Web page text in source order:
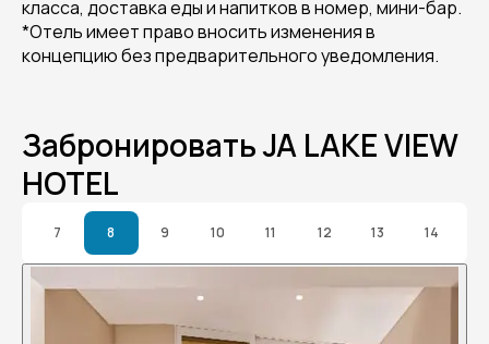
класса, доставка еды и напитков в номер, мини-бар.
*Отель имеет право вносить изменения в
концепцию без предварительного уведомления.
Забронировать JA LAKE VIEW
HOTEL
7 8 9 10 11 12 13 14